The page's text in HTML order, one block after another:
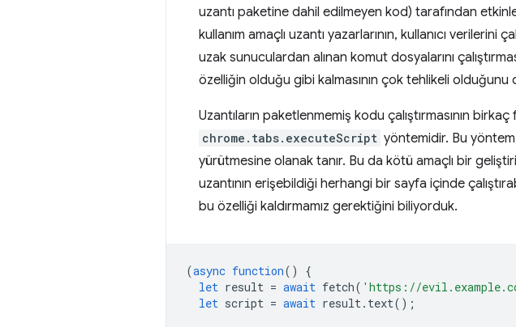
uzantı paketine dahil edilmeyen kod) tarafından
kullanım amaçlı uzantı yazarlarının, kullanıcı
uzak sunuculardan alınan komut dosyalarını
özelliğin olduğu gibi kalmasının çok tehlikeli olduğunu
Uzantıların paketlenmemiş kodu çalıştırmasının
chrome.tabs.executeScript yöntemidir. Bu
yürütmesine olanak tanır. Bu da kötü amaçlı bir
uzantının erişebildiği herhangi bir sayfa içinde
bu özelliği kaldırmamız gerektiğini biliyorduk.
(async function()
{
let result = await fetch( 'https://
let script = await result. text();